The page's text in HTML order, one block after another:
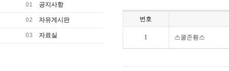
01 공지사항
02 자유게시판
03 자료실
번호
1 스쿨존휀스